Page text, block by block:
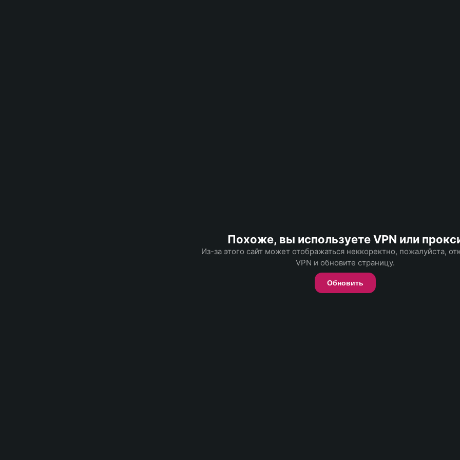
Похоже, вы используете VPN или
Из-за этого сайт может отображаться неккоректно, пожалуйста,
VPN и обновите страницу.
Обновить